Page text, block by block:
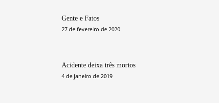
Gente e Fatos
27 de fevereiro de 2020
Acidente deixa três mortos
4 de janeiro de 2019